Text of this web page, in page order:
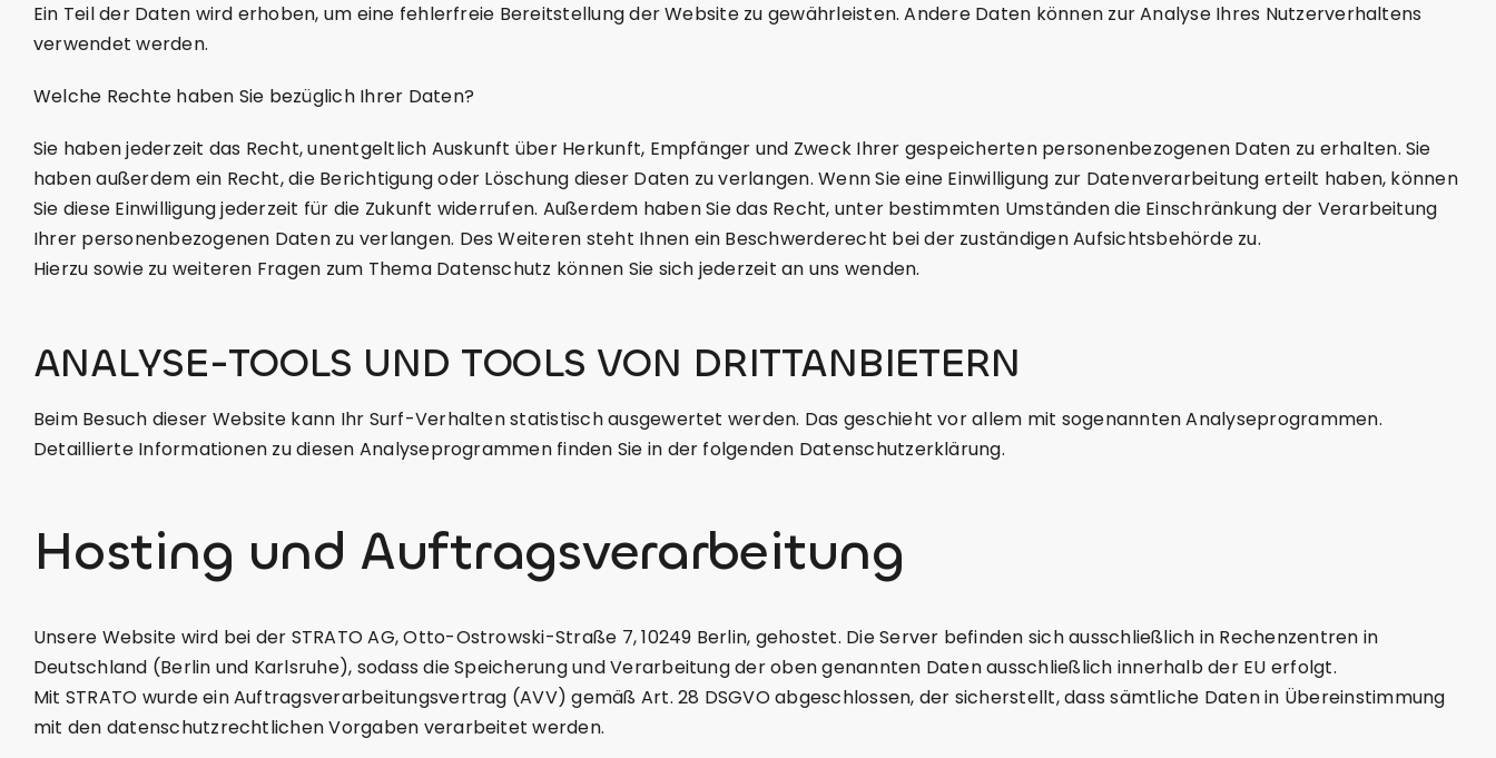
Ein Teil der Daten wird erhoben, um eine fehlerfreie Bereitstellung der Website zu gewährleisten. Andere Daten können zur Analyse Ihres Nutzerverhaltens
verwendet werden.
‍Welche Rechte haben Sie bezüglich Ihrer Daten?
Sie haben jederzeit das Recht, unentgeltlich Auskunft über Herkunft, Empfänger und Zweck Ihrer gespeicherten personenbezogenen Daten zu erhalten. Sie
haben außerdem ein Recht, die Berichtigung oder Löschung dieser Daten zu verlangen. Wenn Sie eine Einwilligung zur Datenverarbeitung erteilt haben, können
Sie diese Einwilligung jederzeit für die Zukunft widerrufen. Außerdem haben Sie das Recht, unter bestimmten Umständen die Einschränkung der Verarbeitung
Ihrer personenbezogenen Daten zu verlangen. Des Weiteren steht Ihnen ein Beschwerderecht bei der zuständigen Aufsichtsbehörde zu.
Hierzu sowie zu weiteren Fragen zum Thema Datenschutz können Sie sich jederzeit an uns wenden.
ANALYSE-TOOLS UND TOOLS VON DRITTANBIETERN
Beim Besuch dieser Website kann Ihr Surf-Verhalten statistisch ausgewertet werden. Das geschieht vor allem mit sogenannten Analyseprogrammen.
Detaillierte Informationen zu diesen Analyseprogrammen finden Sie in der folgenden Datenschutzerklärung.
Hosting und Auftragsverarbeitung
Unsere Website wird bei der STRATO AG, Otto-Ostrowski-Straße 7, 10249 Berlin, gehostet. Die Server befinden sich ausschließlich in Rechenzentren in
Deutschland (Berlin und Karlsruhe), sodass die Speicherung und Verarbeitung der oben genannten Daten ausschließlich innerhalb der EU erfolgt.
Mit STRATO wurde ein Auftragsverarbeitungsvertrag (AVV) gemäß Art. 28 DSGVO abgeschlossen, der sicherstellt, dass sämtliche Daten in Übereinstimmung
mit den datenschutzrechtlichen Vorgaben verarbeitet werden.